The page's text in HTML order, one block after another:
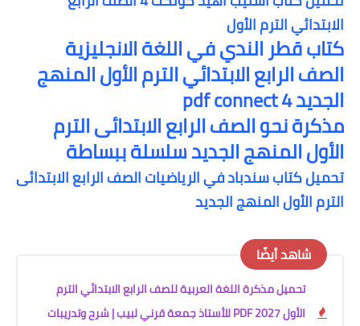
الابتدائي الترم الأول
كتاب قطر الندي في اللغة الانجليزية
الصف الرابع الابتدائي الترم الأول المنهج
الجديد pdf connect 4
مذكرة نحو الصف الرابع الابتدائى الترم
الأول المنهج الجديد سلسلة ببساطة
تحميل كتاب سندباد في الرياضيات الصف الرابع الابتدائى
الترم الأول المنهج الجديد
شاهد أيضًا
تحميل مذكرة اللغة العربية للصف الرابع الابتدائي الترم
الأول 2027 PDF للأستاذ جمعة قرني لبيب | شرح وتدريبات